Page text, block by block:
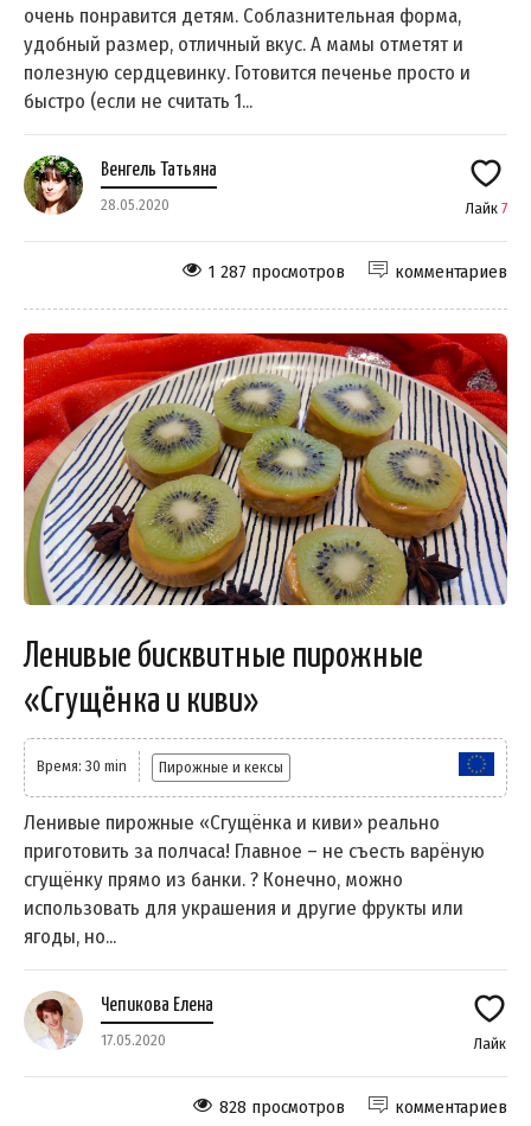
очень понравится детям. Соблазнительная форма,
удобный размер, отличный вкус. А мамы отметят и
полезную сердцевинку. Готовится печенье просто и
быстро (если не считать 1...
Венгель Татьяна
28.05.2020 Лайк 7
комментариев
1 287 просмотров
Ленивые бисквитные пирожные
«Сгущёнка и киви»
Время: 30 min Пирожные и кексы
Ленивые пирожные «Сгущёнка и киви» реально
приготовить за полчаса! Главное – не съесть варёную
сгущёнку прямо из банки. ? Конечно, можно
использовать для украшения и другие фрукты или
ягоды, но...
Чепикова Елена
17.05.2020 Лайк
комментариев
828 просмотров